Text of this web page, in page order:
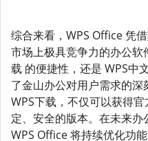
综合来看，WPS Office 凭
市场上极具竞争力的办公
载 的便捷性，还是 WPS中
了金山办公对用户需求的
WPS下载，不仅可以获得
定、安全的版本。在未来办
WPS Office 将持续优化功